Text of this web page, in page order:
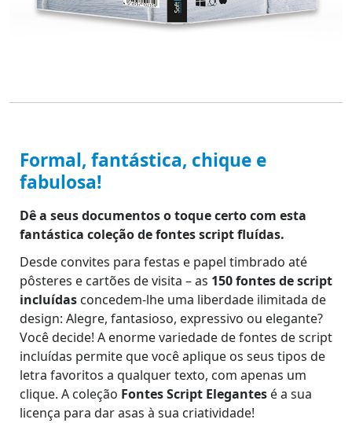
Formal, fantástica, chique e
fabulosa!
Dê a seus documentos o toque certo com esta
fantástica coleção de fontes script fluídas.
Desde convites para festas e papel timbrado até
pôsteres e cartões de visita – as 150 fontes de script
incluídas concedem-lhe uma liberdade ilimitada de
design: Alegre, fantasioso, expressivo ou elegante?
Você decide! A enorme variedade de fontes de script
incluídas permite que você aplique os seus tipos de
letra favoritos a qualquer texto, com apenas um
clique. A coleção Fontes Script Elegantes é a sua
licença para dar asas à sua criatividade!